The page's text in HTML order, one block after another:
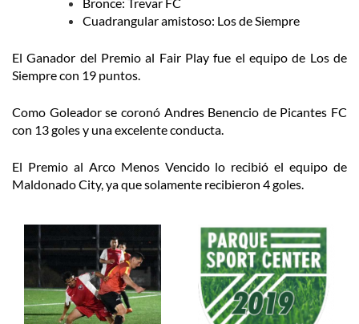
Cuadrangular amistoso: Los de Siempre
El Ganador del Premio al Fair Play fue el equipo de Los de
Siempre con 19 puntos.
Como Goleador se coronó Andres Benencio de Picantes FC
con 13 goles y una excelente conducta.
El Premio al Arco Menos Vencido lo recibió el equipo de
Maldonado City, ya que solamente recibieron 4 goles.